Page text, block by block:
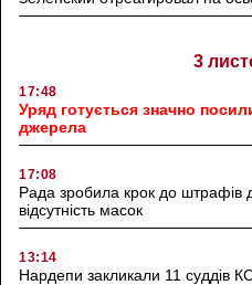
3
17:48
Уряд готується значно
джерела
17:08
Рада зробила крок до штрафів
відсутність масок
13:14
Нардепи закликали 11 суддів